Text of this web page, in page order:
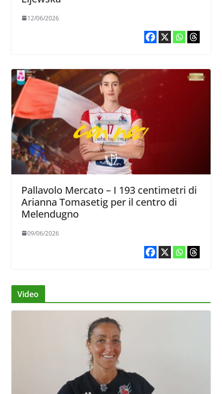
12/06/2026
Pallavolo Mercato – I 193 centimetri di
Arianna Tomasetig per il centro di
Melendugno
09/06/2026
Video